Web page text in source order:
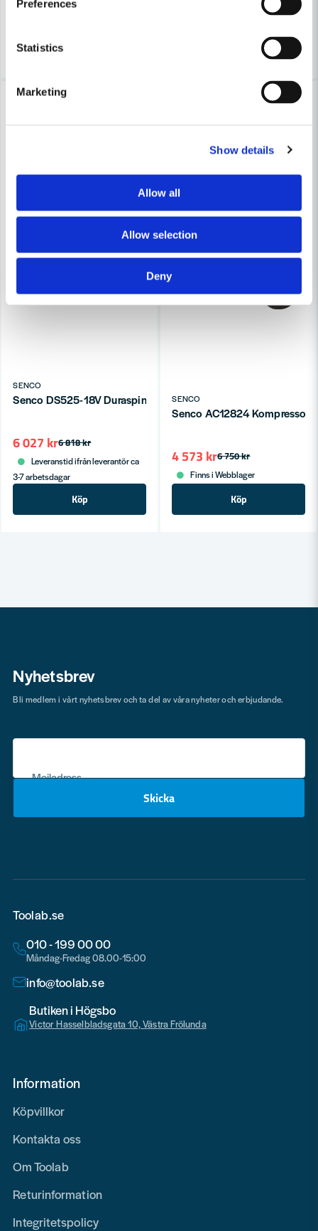
Preferences
Statistics
Marketing
Show details
Allow all
Allow selection
Deny
Leveranstid ifrån leverantör ca
Leveranstid ifrån leverantör ca
SENCO
Senco DS525-18V Duraspin Gipsskruvautomat 25-55mm
6 818 kr
6 027 kr
Leveranstid ifrån leverantör ca
3-7 arbetsdagar
Köp
-12%
SENCO
Senco AC12824 Kompressor
6 750 kr
4 573 kr
Finns i Webblager
Köp
Tystgående
Nyhetsbrev
Mejladress
Skicka
Bli medlem i vårt nyhetsbrev och ta del av våra nyheter och erbjudande.
Toolab.se
010 - 199 00 00
Måndag-Fredag 08.00-15:00
info@toolab.se
Butiken i Högsbo
Victor Hasselbladsgata 10, Västra Frölunda
Information
Köpvillkor
Kontakta oss
Om Toolab
Returinformation
Integritetspolicy